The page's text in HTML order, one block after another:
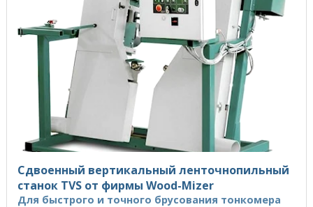
Сдвоенный вертикальный ленточнопильный
станок TVS от фирмы Wood-Mizer
Для быстрого и точного брусования тонкомера